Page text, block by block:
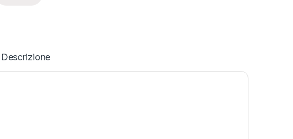
Descrizione